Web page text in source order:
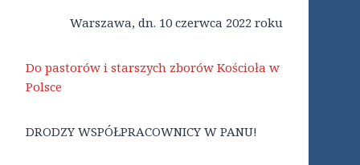
Warszawa, dn. 10 czerwca 2022 roku
Do pastorów i starszych zborów Kościoła w
Polsce
DRODZY WSPÓŁPRACOWNICY W PANU!